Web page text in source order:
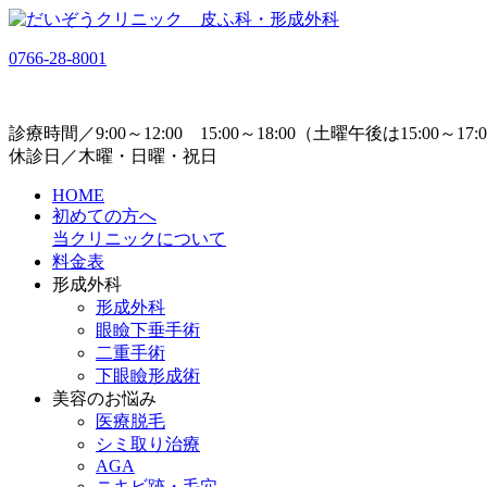
0766-28-8001
診療時間／9:00～12:00 15:00～18:00（土曜午後は15:00～
休診日／木曜・日曜・祝日
HOME
初めての方へ
当クリニックについて
料金表
形成外科
形成外科
眼瞼下垂手術
二重手術
下眼瞼形成術
美容のお悩み
医療脱毛
シミ取り治療
AGA